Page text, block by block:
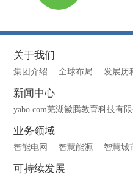
关于我们
集团介绍 全球布局 发展历
新闻中心
yabo.com芜湖徽腾教育科技有
业务领域
智能电网 智慧能源 智慧城
可持续发展